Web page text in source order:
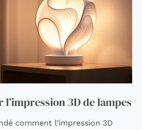
3D de lampes
comment l’impression 3D